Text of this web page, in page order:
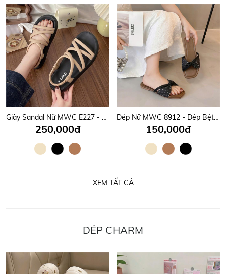
Giày Sandal Nữ MWC E227 - Sandal Nữ Quai Mảnh Chéo Thanh Lịch, Đi Học, Đi Chơi, Bền Đẹp, Thời Trang.
250,000đ
Dép Nữ MWC 8912 - Dép Bệt Nữ, Mũi Vuông Quai Nơ Bản Chấm Bi Mềm Mại, Êm Ái, Nữ Tính, Thời Trang.
150,000đ
XEM TẤT CẢ
DÉP CHARM